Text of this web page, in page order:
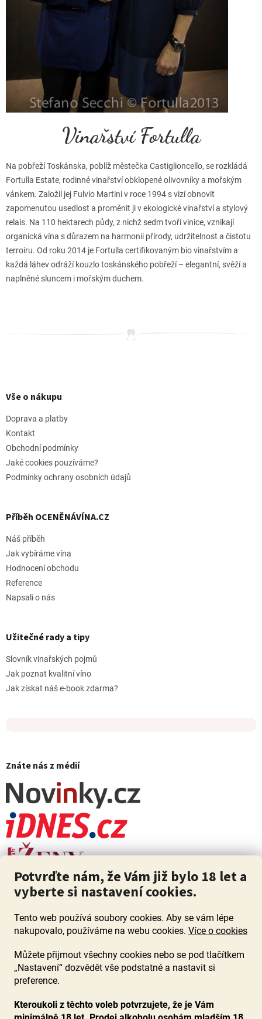
Potvrďte nám, že Vám již bylo 18 let a
vyberte si nastavení cookies.
Tento web používá soubory cookies. Aby se vám lépe
nakupovalo, používáme na webu cookies. Více o cookies
Můžete přijmout všechny cookies nebo se pod tlačítkem
„Nastavení“ dozvědět vše podstatné a nastavit si
preference.
Kteroukoli z těchto voleb potvrzujete, že je Vám
Vinařství Fortulla
Na pobřeží Toskánska, poblíž městečka Castiglioncello, se rozkládá
Fortulla Estate, rodinné vinařství obklopené olivovníky a mořským
vánkem. Založil jej Fulvio Martini v roce 1994 s vizí obnovit
zapomenutou usedlost a proměnit ji v ekologické vinařství a stylový
relais. Na 110 hektarech půdy, z nichž sedm tvoří vinice, vznikají
organická vína s důrazem na harmonii přírody, udržitelnost a čistotu
terroiru. Od roku 2014 je Fortulla certifikovaným bio vinařstvím a
každá láhev odráží kouzlo toskánského pobřeží – elegantní, svěží a
naplněné sluncem i mořským duchem.
pVše o nákupu
Doprava a platby
Kontakt
Obchodní podmínky
Jaké cookies pouzíváme?
Podmínky ochrany osobních údajů
Příběh OCENĚNÁVÍNA.CZ
Náš příběh
Jak vybíráme vína
Hodnocení obchodu
Reference
Napsali o nás
Užitečné rady a tipy
Slovník vinařských pojmů
Jak poznat kvalitní víno
Jak získat náš e-book zdarma?
Znáte nás z médií
ZÁKAZ PRODEJE ALKOHOLU OSOBÁM MLADŠÍM 18 LET. Pijte s
mírou i když pijete s Mírou.